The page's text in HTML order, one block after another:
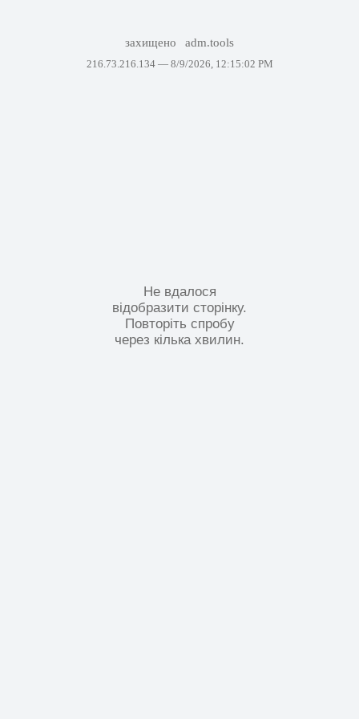
захищено adm.tools
216.73.216.134 — 8/9/2026, 12:15:02 PM
Не вдалося
відобразити сторінку.
Повторіть спробу
через кілька хвилин.